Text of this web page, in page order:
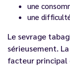
une
une
Le sevrage
sérieusement.
facteur